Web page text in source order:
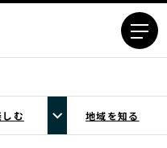
森エリア
む 地域を知る